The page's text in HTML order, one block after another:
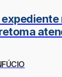
expediente